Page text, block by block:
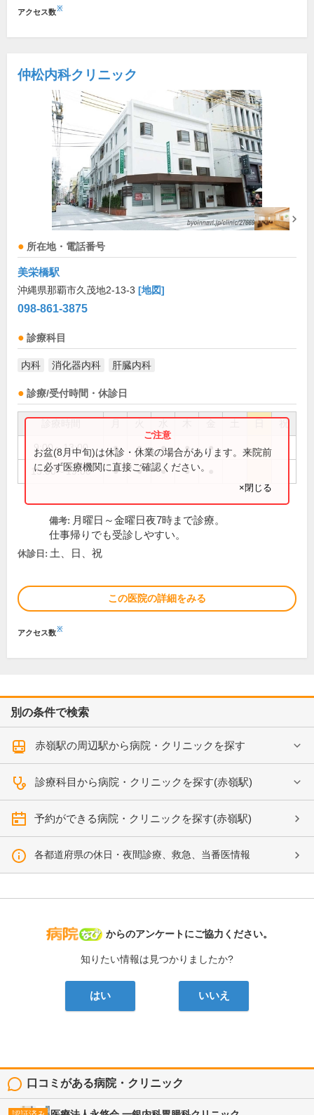
アクセス数※
仲松内科クリニック
所在地・電話番号
美栄橋駅
沖縄県那覇市久茂地2-13-3 [地図]
098-861-3875
診療科目
内科 消化器内科 肝臓内科
診療/受付時間・休診日
祝
9:00～13:00 ● ● ● ● ●
15:00～19:00 ● ● ● ●
お盆(8月中旬)は休診・休業の場合があります。来院前
に必ず医療機関に直接ご確認ください。
×閉じる
備考: 月曜日～金曜日夜7時まで診療。
仕事帰りでも受診しやすい。
休診日: 土、日、祝
この医院の詳細をみる
アクセス数※
別の条件で検索
赤嶺駅の周辺駅から病院・クリニックを探す
診療科目から病院・クリニックを探す(赤嶺駅)
予約ができる病院・クリニックを探す(赤嶺駅)
各都道府県の休日・夜間診療、救急、当番医情報
病院なび
からのアンケートにご協力ください。
知りたい情報は見つかりましたか?
はい いいえ
口コミがある病院・クリニック